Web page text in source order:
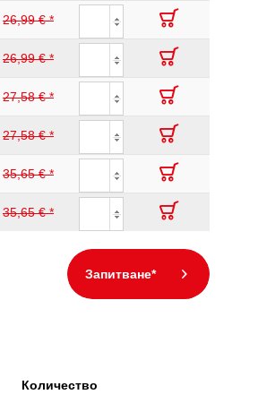
26,99 € *
26,99 € *
27,58 € *
27,58 € *
35,65 € *
35,65 € *
Запитване*
Количество